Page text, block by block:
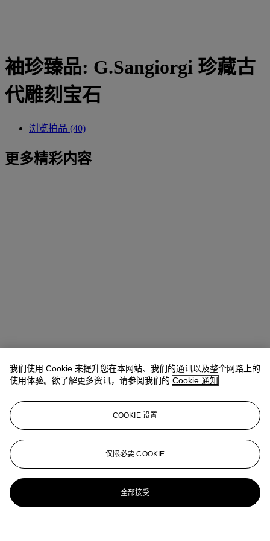
袖珍臻品: G.Sangiorgi 珍藏古
代雕刻宝石
浏览拍品 (40)
更多精彩内容
我们使用 Cookie 来提升您在本网站、我们的通讯以及整个网路上的
使用体验。欲了解更多资讯，请参阅我们的 Cookie 通知
COOKIE 设置
仅限必要 COOKIE
全部接受